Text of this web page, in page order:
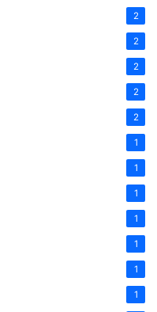
2
2
2
2
2
1
1
1
1
1
1
1